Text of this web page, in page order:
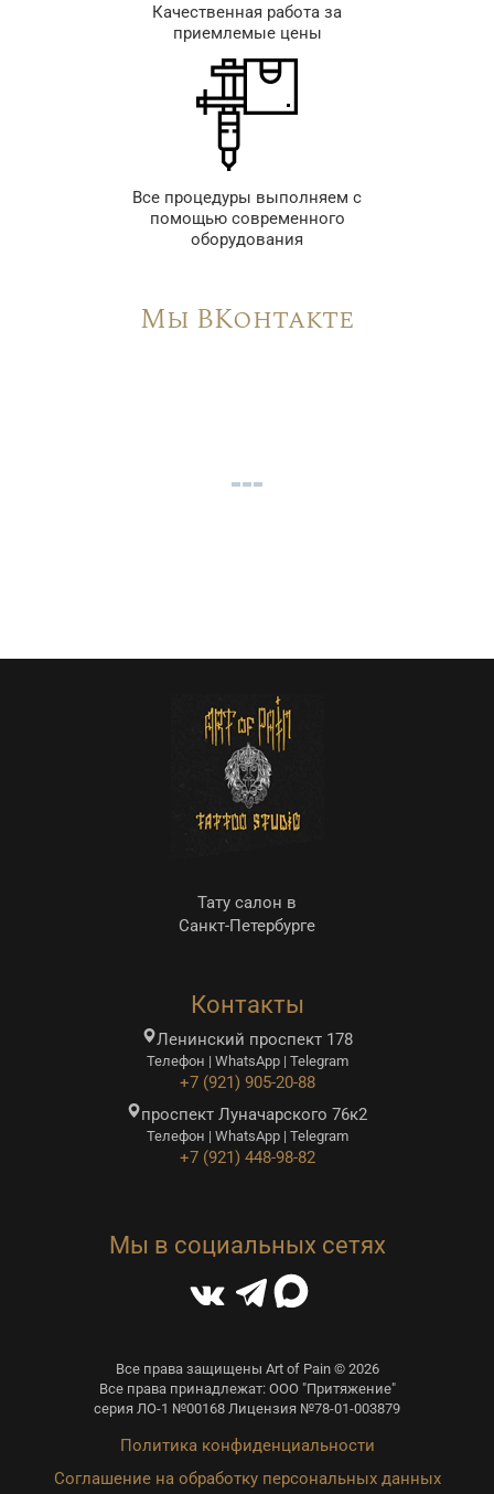
Качественная работа за
приемлемые цены
Все процедуры выполняем с
помощью современного
оборудования
Мы ВКонтакте
Тату салон в
Санкт-Петербурге
Контакты
Ленинский проспект 178
Телефон | WhatsApp | Telegram
+7 (921) 905-20-88
проспект Луначарского 76к2
Телефон | WhatsApp | Telegram
+7 (921) 448-98-82
Мы в социальных сетях
Все права защищены Art of Pain © 2026
Все права принадлежат: ООО "Притяжение"
серия ЛО-1 №00168 Лицензия №78-01-003879
Политика конфиденциальности
Соглашение на обработку персональных данных